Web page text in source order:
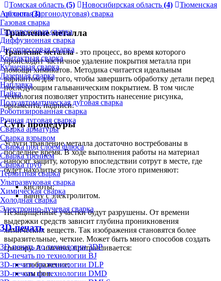
Аргонная (аргонодуговая) сварка
Газовая сварка
Газопрессовая сварка
Диффузионная сварка
Дугопрессовая сварка
Контактная сварка
Кузнечная сварка
Лазерная сварка
Наплавка
Пайка
Полуавтоматическая дуговая сварка
Роботизированная сварка
Ручная дуговая сварка
Сварка арматуры
Сварка взрывом
Сварка под слоем флюса
Сварка трением
Сварка труб
Термитная сварка
Ультразвуковая сварка
Химическая сварка
Холодная сварка
Электронно-лучевая сварка
3D-печать
3D-печать по технологии 3DP
3D-печать по технологии BJ
3D-печать по технологии DLP
3D-печать по технологии DMD
Томская область (5) Новосибирская область (4)
Тюменская
область(3)
Травление металла
Травление металла- это процесс, во время которого
происходит частичное удаление покрытия металла при
помощи химикатов. Методика считается идеальным
вариантом для того, чтобы завершить обработку детали перед
последующим гальваническим покрытием. В том числе
технология позволяет упростить нанесение рисунка,
орнамента, надписи.
Суть процедуры
Услуги травление металла достаточно востребованы в
последнее время. В ходе выполнения работы на материал
наносят защиту, которую впоследствии сотрут в месте, где
будет находиться рисунок. После этого применяют:
кислоты;
ванну с электролитом.
Незащищенные участки будут разрушены. От времени
выдержки средств зависит глубина проникновения
химических веществ. Так изображения становятся более
выразительные, четкие. Может быть много способов создать
гравюру. А именно, протравливается:
изображение;
сам фон.